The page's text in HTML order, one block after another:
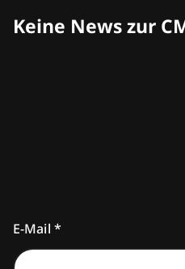
Keine News zur
E-Mail *